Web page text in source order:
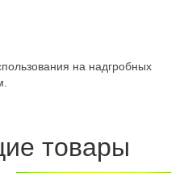
на надгробных
товары